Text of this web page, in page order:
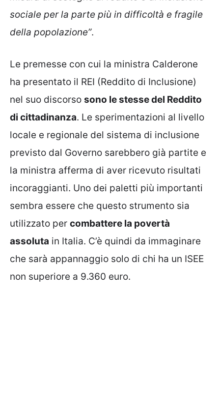
sociale per la parte più in difficoltà e fragile
della popolazione”.
Le premesse con cui la ministra Calderone
ha presentato il REI (Reddito di Inclusione)
nel suo discorso sono le stesse del Reddito
di cittadinanza. Le sperimentazioni al livello
locale e regionale del sistema di inclusione
previsto dal Governo sarebbero già partite e
la ministra afferma di aver ricevuto risultati
incoraggianti. Uno dei paletti più importanti
sembra essere che questo strumento sia
utilizzato per combattere la povertà
assoluta in Italia. C’è quindi da immaginare
che sarà appannaggio solo di chi ha un ISEE
non superiore a 9.360 euro.